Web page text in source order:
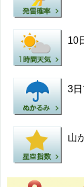
10
3
山